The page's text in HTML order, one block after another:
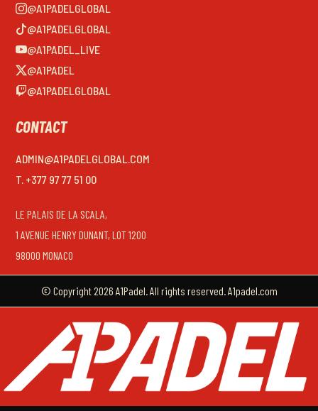
@A1PADELGLOBAL
@A1PADELGLOBAL
@A1PADEL_LIVE
@A1PADEL
@A1PADELGLOBAL
CONTACT
ADMIN@A1PADELGLOBAL.COM
T. +377 97 77 51 00
LE PALAIS DE LA SCALA,
1 AVENUE HENRY DUNANT, LOT 1200
98000 MONACO
© Copyright 2026 A1Padel. All rights reserved. A1padel.com